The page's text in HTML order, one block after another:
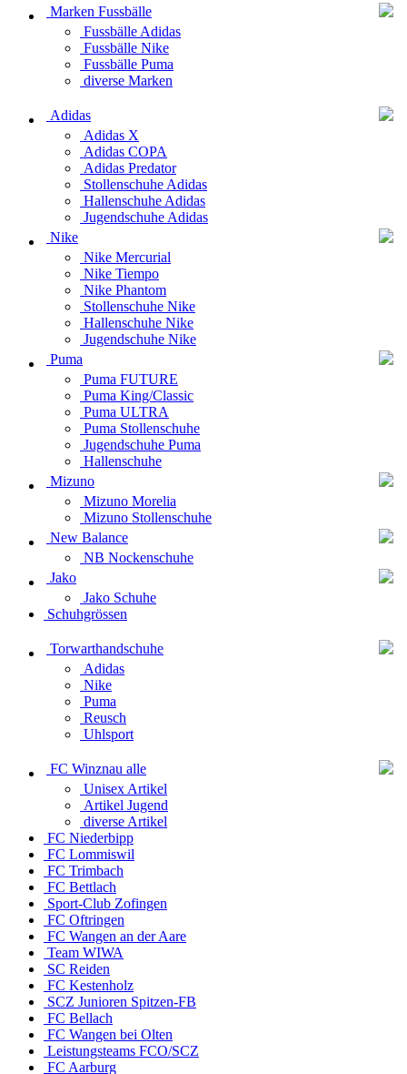
Marken Fussbälle
Fussbälle Adidas
Fussbälle Nike
Fussbälle Puma
diverse Marken
Adidas
Adidas X
Adidas COPA
Adidas Predator
Stollenschuhe Adidas
Hallenschuhe Adidas
Jugendschuhe Adidas
Nike
Nike Mercurial
Nike Tiempo
Nike Phantom
Stollenschuhe Nike
Hallenschuhe Nike
Jugendschuhe Nike
Puma
Puma FUTURE
Puma King/Classic
Puma ULTRA
Puma Stollenschuhe
Jugendschuhe Puma
Hallenschuhe
Mizuno
Mizuno Morelia
Mizuno Stollenschuhe
New Balance
NB Nockenschuhe
Jako
Jako Schuhe
Schuhgrössen
Torwarthandschuhe
Adidas
Nike
Puma
Reusch
Uhlsport
FC Winznau alle
Unisex Artikel
Artikel Jugend
diverse Artikel
FC Niederbipp
FC Lommiswil
FC Trimbach
FC Bettlach
Sport-Club Zofingen
FC Oftringen
FC Wangen an der Aare
Team WIWA
SC Reiden
FC Kestenholz
SCZ Junioren Spitzen-FB
FC Bellach
FC Wangen bei Olten
Leistungsteams FCO/SCZ
FC Aarburg